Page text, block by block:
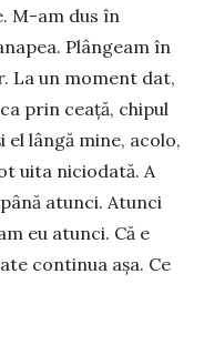
M-am dus în
Plângeam în
La un moment dat,
prin ceață, chipul
el lângă mine, acolo,
uita niciodată. A
atunci. Atunci
eu atunci. Că e
continua așa. Ce